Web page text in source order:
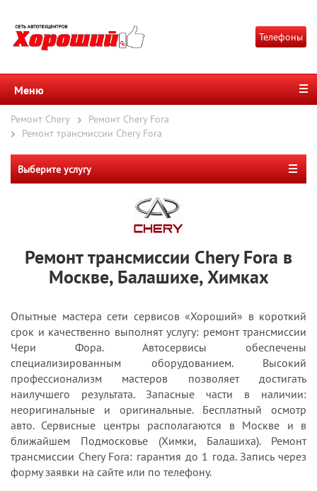
Телефоны
Меню
Ремонт Chery
Ремонт Chery Fora
Ремонт трансмиссии Chery Fora
Выберите услугу
Ремонт трансмиссии Chery Fora в
Москве, Балашихе, Химках
Опытные мастера сети сервисов «Хороший» в короткий
срок и качественно выполнят услугу: ремонт трансмиссии
Чери Фора. Автосервисы обеспечены
специализированным оборудованием. Высокий
профессионализм мастеров позволяет достигать
наилучшего результата. Запасные части в наличии:
неоригинальные и оригинальные. Бесплатный осмотр
авто. Сервисные центры располагаются в Москве и в
ближайшем Подмосковье (Химки, Балашиха). Ремонт
трансмиссии Chery Fora: гарантия до 1 года. Запись через
форму заявки на сайте или по телефону.